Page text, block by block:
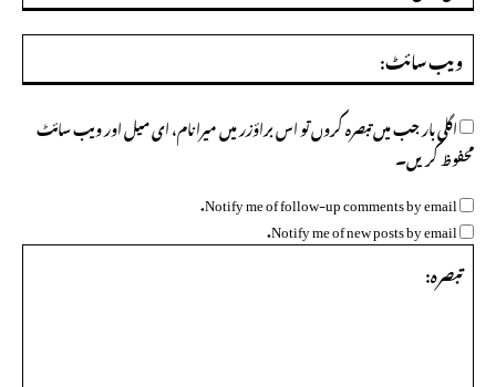
اگلی بار جب میں تبصرہ کروں تو اس براؤزر میں میرا نام، ای میل اور ویب سائٹ
محفوظ کریں۔
Notify me of follow-up comments by email.
Notify me of new posts by email.